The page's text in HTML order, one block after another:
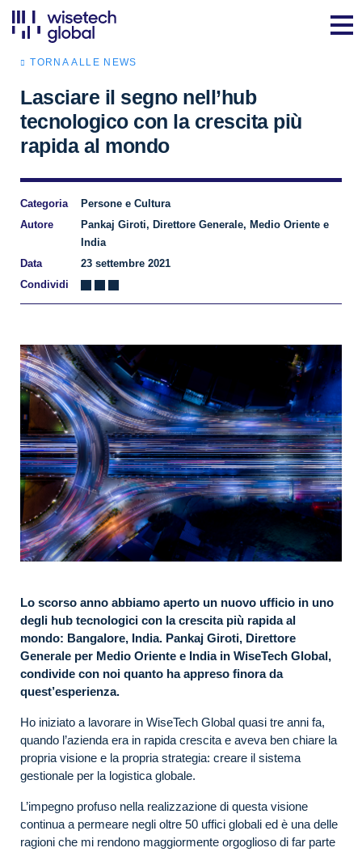
TORNA ALLE NEWS
Lasciare il segno nell’hub
tecnologico con la crescita più
rapida al mondo
Categoria
Persone e Cultura
Autore
Pankaj Giroti, Direttore Generale, Medio Oriente e
India
Data
23 settembre 2021
Condividi
Lo scorso anno abbiamo aperto un nuovo ufficio in uno
degli hub tecnologici con la crescita più rapida al
mondo: Bangalore, India. Pankaj Giroti, Direttore
Generale per Medio Oriente e India in WiseTech Global,
condivide con noi quanto ha appreso finora da
quest’esperienza.
Ho iniziato a lavorare in WiseTech Global quasi tre anni fa,
quando l’azienda era in rapida crescita e aveva ben chiare la
propria visione e la propria strategia: creare il sistema
gestionale per la logistica globale.
L’impegno profuso nella realizzazione di questa visione
continua a permeare negli oltre 50 uffici globali ed è una delle
ragioni che mi rendono maggiormente orgoglioso di far parte